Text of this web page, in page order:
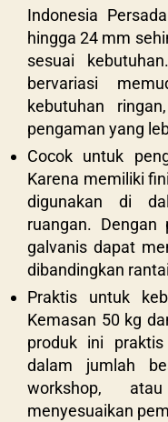
Indonesia
hingga 24 mm
sesuai
bervariasi
kebutuhan
pengaman yang
Cocok untuk
Karena memiliki
digunakan di
ruangan.
galvanis dapat
dibandingkan
Praktis untuk
Kemasan 50 kg
produk ini
dalam jumlah
workshop,
menyesuaikan